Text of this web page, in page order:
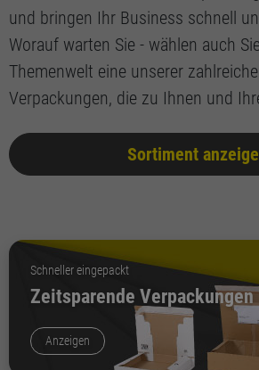
und bringen Ihr Business schnell
Worauf warten Sie - wählen auch
Themenwelt eine unserer
Verpackungen, die zu Ihnen und
Sortiment
Schneller eingepackt
Zeitsparende Verpackungen
Anzeigen